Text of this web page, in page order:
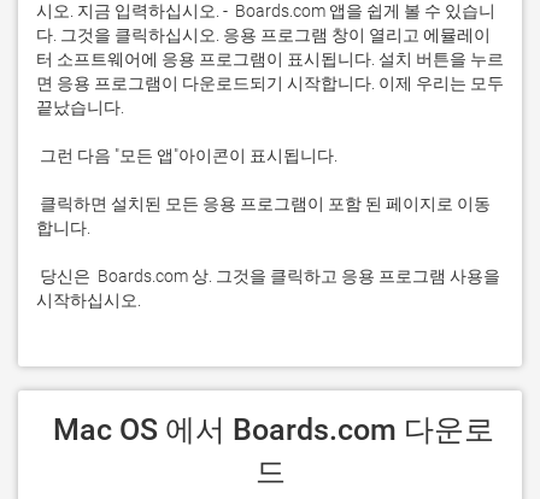
시오. 지금 입력하십시오. -  Boards.com 앱을 쉽게 볼 수 있습니
다. 그것을 클릭하십시오. 응용 프로그램 창이 열리고 에뮬레이
터 소프트웨어에 응용 프로그램이 표시됩니다. 설치 버튼을 누르
면 응용 프로그램이 다운로드되기 시작합니다. 이제 우리는 모두
시작하십시오.
드